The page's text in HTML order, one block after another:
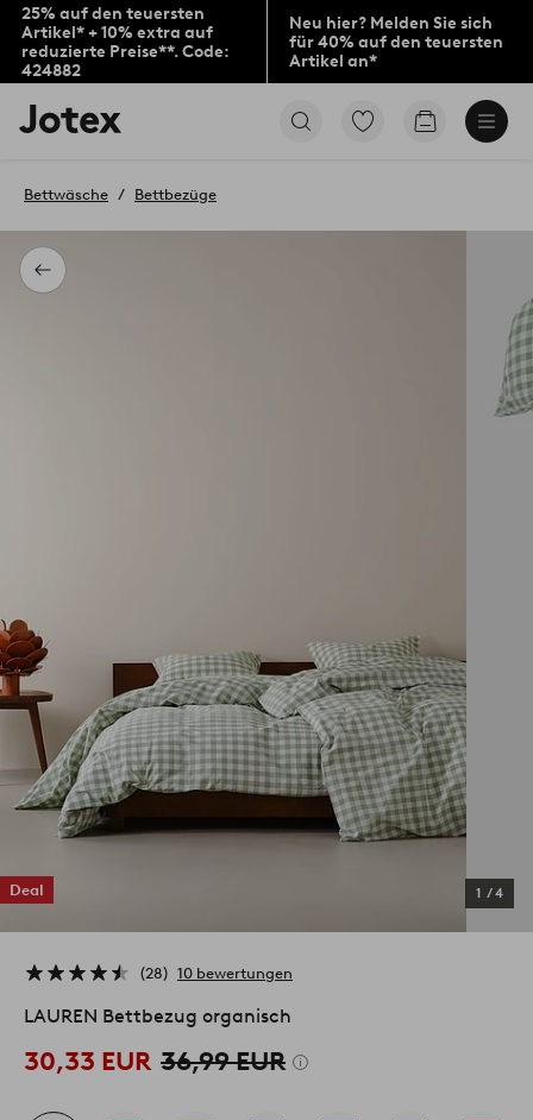
25% auf den teuersten
Artikel* + 10% extra auf
reduzierte Preise**. Code:
424882
Neu hier? Melden Sie sich
für 40% auf den teuersten
Artikel an*
Jotex-
Logo
Startseite
Zu
Produkten
Zum
Zurück
Bettwäsche Bettbezüge
Deal 1 /4
28 10 bewertungen
LAUREN Bettbezug organisch
30,33 EUR 36,99 EUR